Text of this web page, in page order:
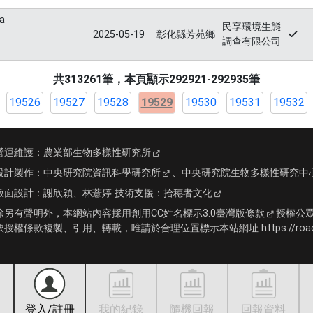
2025-05-19
彰化縣芳苑鄉
民享環境生態
調查有限公司
共313261筆，本頁顯示292921-292935筆
19526
19527 19528 19529 19530 19531 19532
登入/註冊 我的紀錄 隨機回報 回報資料
運維護： 農業部生物多樣性研究所
計製作： 中央研究院資訊科學研究所 、 中央研究院生物多樣性研究中
面設計： 謝欣穎、林薏婷 技術支援： 拾穗者文化
另有聲明外，本網站內容採用創用CC姓名標示3.0臺灣版條款
授權公
授權條款複製、引用、轉載，唯請於合理位置標示本站網址 https://